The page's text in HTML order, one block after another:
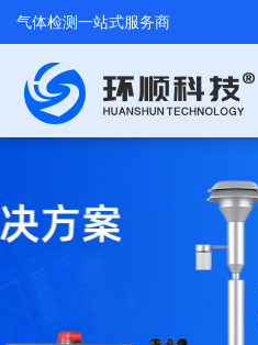
气体检测一站式服务商